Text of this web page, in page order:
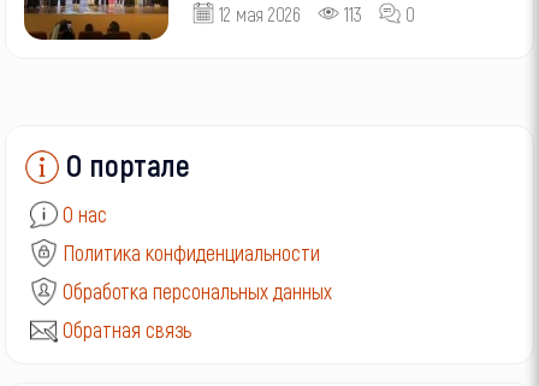
12 мая 2026 113 0
О портале
О нас
Политика конфиденциальности
Обработка персональных данных
Обратная связь